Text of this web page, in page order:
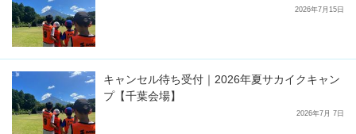
2026年7月15日
キャンセル待ち受付｜2026年夏サカイクキャン
プ【千葉会場】
2026年7月 7日